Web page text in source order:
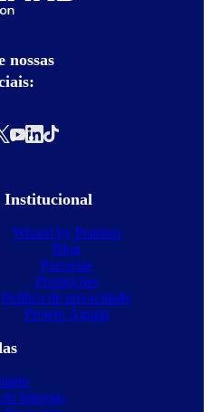
nossas
Institucional
Wizard by Pearson
Blog
Parcerias
Promoções
Política de privacidade
Projeto Águias
Idiomas